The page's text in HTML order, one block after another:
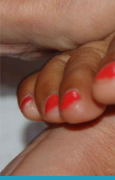
voeten